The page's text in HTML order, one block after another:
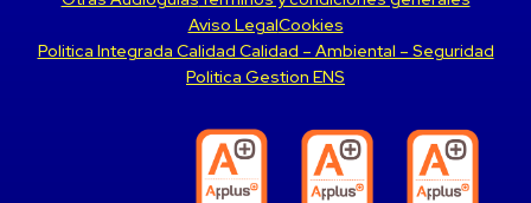
Aviso LegalCookies
Politica Integrada Calidad Calidad – Ambiental – Seguridad
Politica Gestion ENS